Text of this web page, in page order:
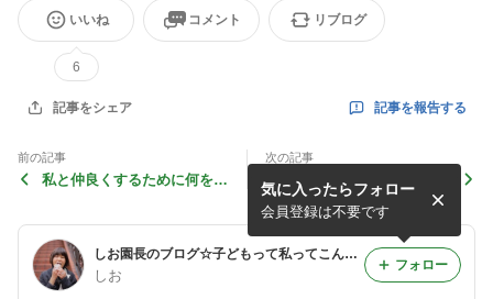
いいね
6
コメント リブログ
記事をシェア 記事を報告する
前の記事
私と仲良くするために何をし
次の記事
できないをできるに変換する
しお園長のブログ☆子どもって私ってこんなだよ〜
しお
気に入ったらフォロー
会員登録は不要です
フォロー